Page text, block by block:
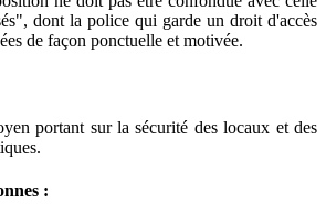
dont la police qui garde un droit d'accès
de façon ponctuelle et motivée.
portant sur la sécurité des locaux et des
: